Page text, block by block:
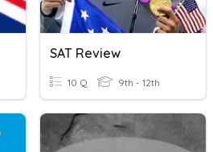
SAT Review
10 Q 9th - 12th